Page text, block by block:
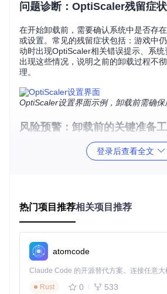
问题诊断：OptiScaler残留症
在开始卸载前，需要确认系统中是否存
或设置。常见的残留症状包括：游戏中
动时出现OptiScaler相关错误提示、系
出现这些情况，说明之前的卸载过程不
理。
OptiScaler设置界面示例，卸载前需确
风险预警：卸载前的关键准备
系统还原点创建步骤
：防止卸载过程中出现意外
成还原点
卸载前关闭所有游戏和后台程序。
💡专家提示
er配置文件（通常位于游戏根目录的
登录后查看全文
热门项目推荐相关项目推荐
atomcode
Rust
0 533